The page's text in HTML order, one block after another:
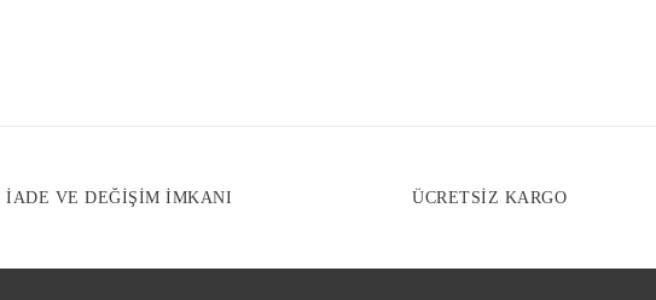
İADE VE DEĞİŞİM İMKANI ÜCRETSİZ KARGO